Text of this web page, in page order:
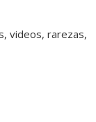
videos, rarezas,